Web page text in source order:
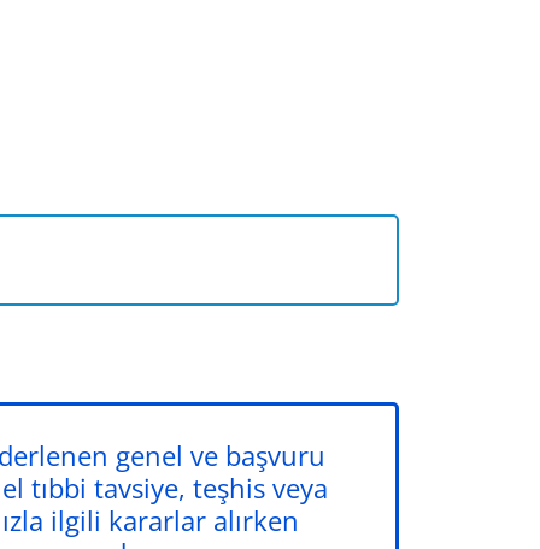
genel ve başvuru
tıbbi tavsiye, teşhis veya
ilgili kararlar alırken